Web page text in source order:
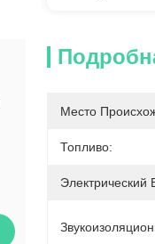
Место
Топливо:
Электрический